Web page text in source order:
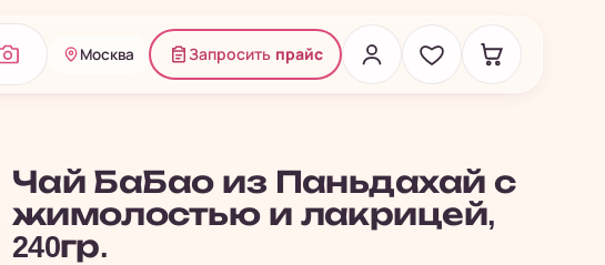
Москва Запросить прайс
Чай БаБао из Паньдахай с
жимолостью и лакрицей,
240гр.